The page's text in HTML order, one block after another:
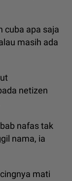
cuba apa saja
masih ada
netizen
nafas tak
nama, ia
mati